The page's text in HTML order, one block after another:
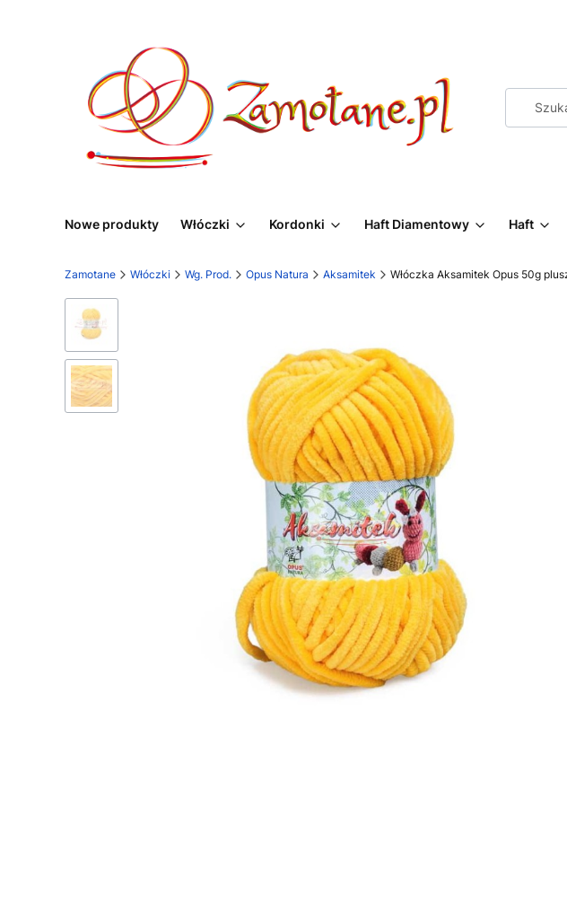
Nowe produkty Włóczki Kordonki Haft Diamentowy Haft
Zamotane Włóczki Wg. Prod. Opus Natura Aksamitek Włóczka Aksamitek Opus 50g